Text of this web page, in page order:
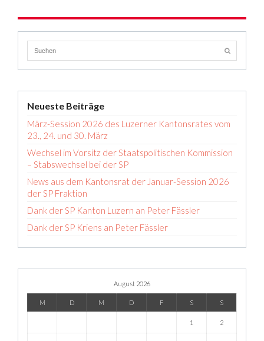
Neueste Beiträge
März-Session 2026 des Luzerner Kantonsrates vom
23., 24. und 30. März
Wechsel im Vorsitz der Staatspolitischen Kommission
– Stabswechsel bei der SP
News aus dem Kantonsrat der Januar-Session 2026
der SP Fraktion
Dank der SP Kanton Luzern an Peter Fässler
Dank der SP Kriens an Peter Fässler
August 2026
M D M D F S S
1 2